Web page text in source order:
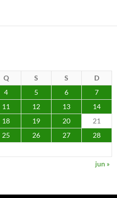
Q S S
D
4 5 6
7
11 12 13
14
18 19 20
21
25 26 27
28
jun »